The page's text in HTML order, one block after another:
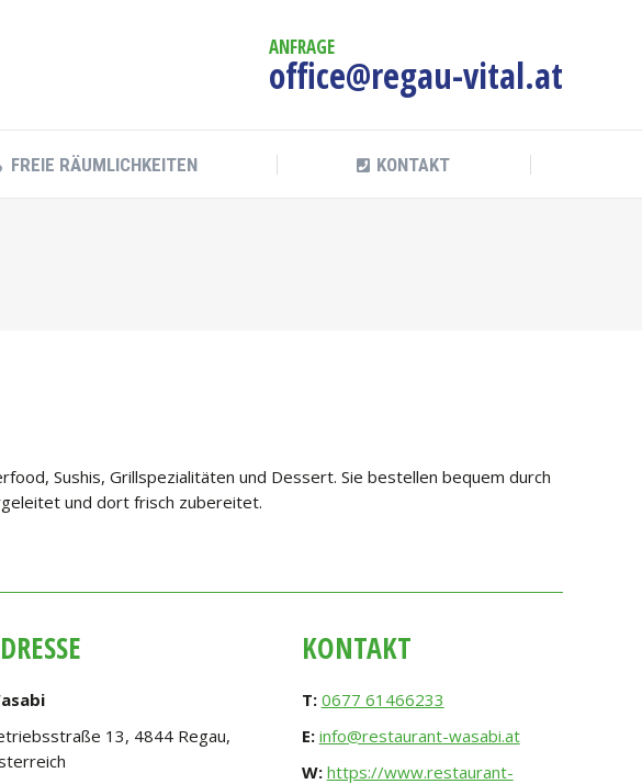
ANFRAGE
office@regau-vital.at
FREIE RÄUMLICHKEITEN KONTAKT
Sushis, Grillspezialitäten und Dessert. Sie bestellen bequem durch
und dort frisch zubereitet.
13, 4844 Regau,
KONTAKT
T: 0677 61466233
E: info@restaurant-wasabi.at
W: https://www.restaurant-